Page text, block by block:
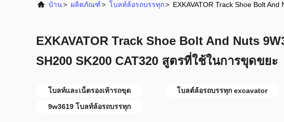
บ้าน> ผลิตภัณฑ์> โบลท์ล้อรถบรรทุก> EXKAVATOR Track Shoe Bolt
EXKAVATOR Track Shoe Bolt And Nuts
SH200 SK200 CAT320 สูตรที่ใช้ในการขุดขยะ
โบลท์และเน็ตรองเท้ารถขุด
โบลต์ล้อรถบรรทุก excavator
9w3619 โบลท์ล้อรถบรรทุก